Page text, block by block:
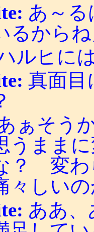
あ～
るから
ルヒに
真面目
ぁそう
うまま
？ 変わ
々しい
ああ